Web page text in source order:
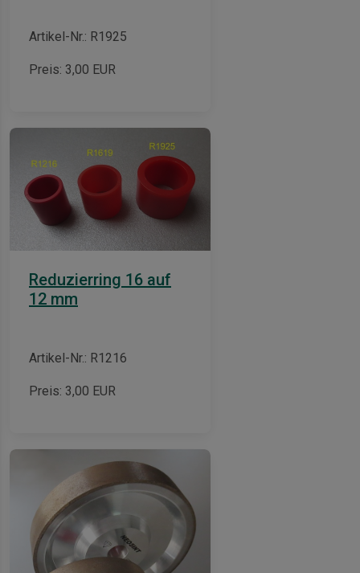
Artikel-Nr.: R1925
Preis: 3,00 EUR
Reduzierring 16 auf
12 mm
Artikel-Nr.: R1216
Preis: 3,00 EUR